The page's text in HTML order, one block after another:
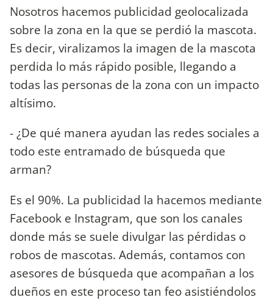
Nosotros hacemos publicidad geolocalizada
sobre la zona en la que se perdió la mascota.
Es decir, viralizamos la imagen de la mascota
perdida lo más rápido posible, llegando a
todas las personas de la zona con un impacto
altísimo.
- ¿De qué manera ayudan las redes sociales a
todo este entramado de búsqueda que
arman?
Es el 90%. La publicidad la hacemos mediante
Facebook e Instagram, que son los canales
donde más se suele divulgar las pérdidas o
robos de mascotas. Además, contamos con
asesores de búsqueda que acompañan a los
dueños en este proceso tan feo asistiéndolos